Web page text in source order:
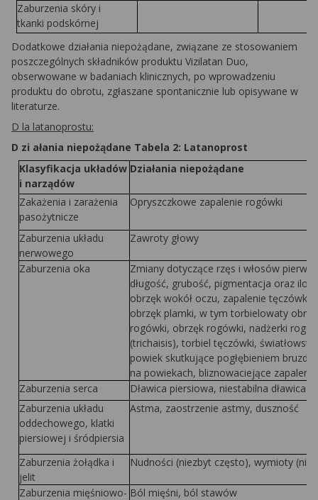
Zaburzenia skóry i
tkanki podskórnej
Dodatkowe działania niepożądane, związane ze stosowaniem
poszczególnych składników produktu Vizilatan Duo,
obserwowane w badaniach klinicznych, po wprowadzeniu
produktu do obrotu, zgłaszane spontanicznie lub opisywane w
literaturze.
D la latanoprostu:
D zi ałania niepożądane Tabela 2: Latanoprost
Klasyfikacja układów
i narządów
Działania niepożądane
Zakażenia i zarażenia
pasożytnicze
Opryszczkowe zapalenie rogówki
Zaburzenia układu
nerwowego
Zawroty głowy
Zaburzenia oka
Zmiany dotyczące rzęs i włosów
długość, grubość, pigmentacja oraz
obrzęk wokół oczu, zapalenie tęczówki,
obrzęk plamki, w tym torbielowaty
rogówki, obrzęk rogówki, nadżerki
(trichaisis), torbiel tęczówki,
powiek skutkujące pogłębieniem
na powiekach, bliznowaciejące
Zaburzenia serca
Dławica piersiowa, niestabilna dławica
Zaburzenia układu
oddechowego, klatki
piersiowej i śródpiersia
Astma, zaostrzenie astmy, duszność
Zaburzenia żołądka i
jelit
Nudności (niezbyt często), wymioty
Zaburzenia mięśniowo- Ból mięśni, ból stawów